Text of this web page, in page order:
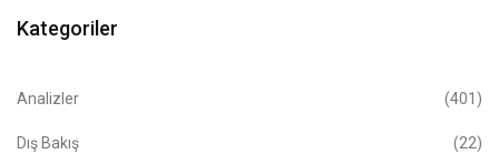
Kategoriler
Analizler (401)
Dış Bakış (22)